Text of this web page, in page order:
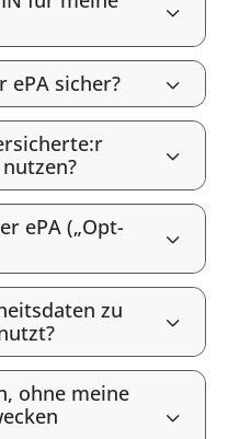
ePA sicher?
ePA („Opt-
zu
ohne meine